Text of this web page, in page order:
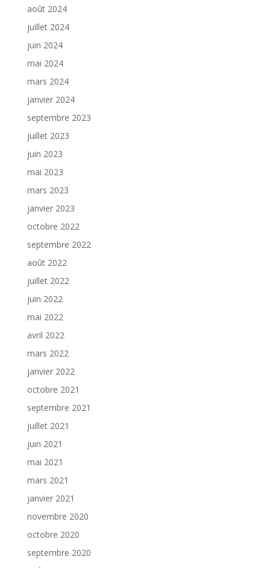
août 2024
juillet 2024
juin 2024
mai 2024
mars 2024
janvier 2024
septembre 2023
juillet 2023
juin 2023
mai 2023
mars 2023
janvier 2023
octobre 2022
septembre 2022
août 2022
juillet 2022
juin 2022
mai 2022
avril 2022
mars 2022
janvier 2022
octobre 2021
septembre 2021
juillet 2021
juin 2021
mai 2021
mars 2021
janvier 2021
novembre 2020
octobre 2020
septembre 2020